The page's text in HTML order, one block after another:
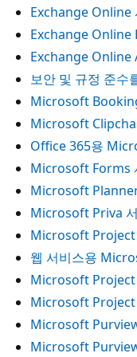
Exchange Online
Exchange Online
Exchange Online
보안 및 규정 준
Microsoft
Microsoft
Office 365용
Microsoft Forms
Microsoft
Microsoft Priva
Microsoft Project
웹 서비스용
Microsoft Project
Microsoft Project
Microsoft
Microsoft